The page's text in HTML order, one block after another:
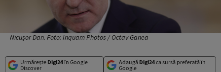
Nicușor Dan. Foto: Inquam Photos / Octav Ganea
Urmărește Digi24în Google
Discover
Adaugă Digi24ca sursă preferată în
Google